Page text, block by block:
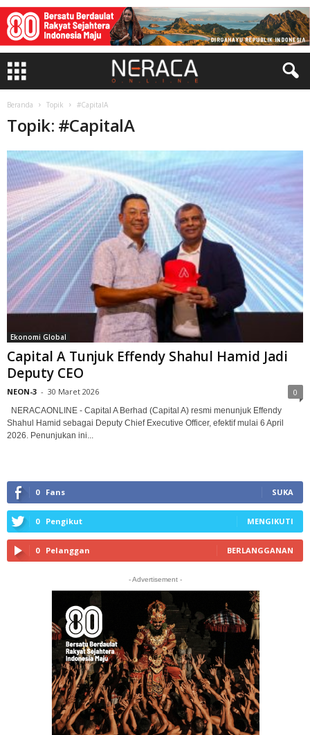
Beranda Topik #CapitalA
Topik: #CapitalA
Ekonomi Global
Capital A Tunjuk Effendy Shahul Hamid Jadi
Deputy CEO
NEON-3 - 30 Maret 2026 0
NERACAONLINE - Capital A Berhad (Capital A) resmi menunjuk Effendy
Shahul Hamid sebagai Deputy Chief Executive Officer, efektif mulai 6 April
2026. Penunjukan ini...
0 Fans SUKA
0 Pengikut MENGIKUTI
0 Pelanggan BERLANGGANAN
- Advertisement -